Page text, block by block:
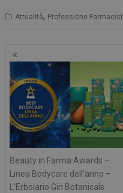
Attualità, Professione
Navigazione
articoli
Beauty in Farma Awards –
Linea Bodycare dell’anno –
L’Erbolario Gin Botanicals